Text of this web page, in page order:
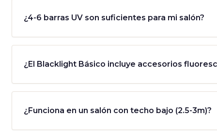
¿4-6 barras UV son suficientes para mi salón?
¿El Blacklight Básico incluye accesorios
¿Funciona en un salón con techo bajo (2.5-3m)?